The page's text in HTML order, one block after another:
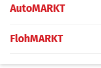
AutoMARKT
FlohMARKT